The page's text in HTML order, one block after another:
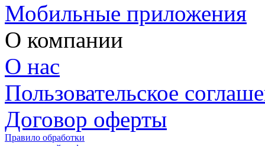
Мобильные приложения
О компании
О нас
Пользовательское
Договор оферты
Правило обработки